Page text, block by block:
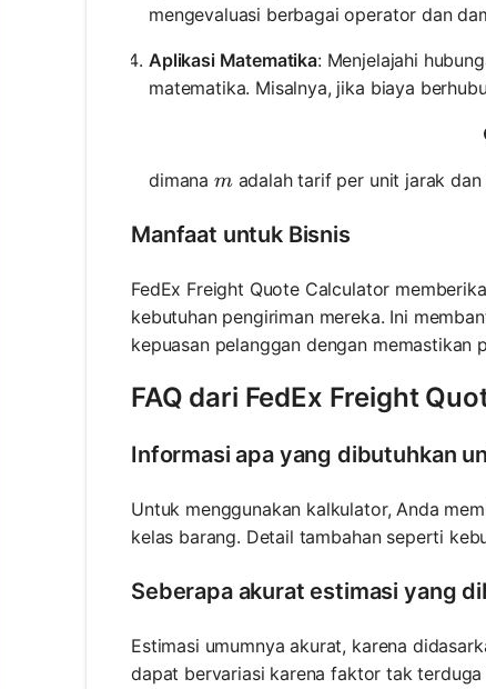
mengevaluasi berbagai operator dan
Aplikasi Matematika: Menjelajahi
matematika. Misalnya, jika biaya
dimana m
madalah tarif per unit jarak dan
Manfaat untuk Bisnis
FedEx Freight Quote Calculator
kebutuhan pengiriman mereka. Ini
kepuasan pelanggan dengan
FAQ dari FedEx Freight
Informasi apa yang dibutuhkan
Untuk menggunakan kalkulator, Anda
kelas barang. Detail tambahan seperti
Seberapa akurat estimasi yang
Estimasi umumnya akurat, karena
dapat bervariasi karena faktor tak